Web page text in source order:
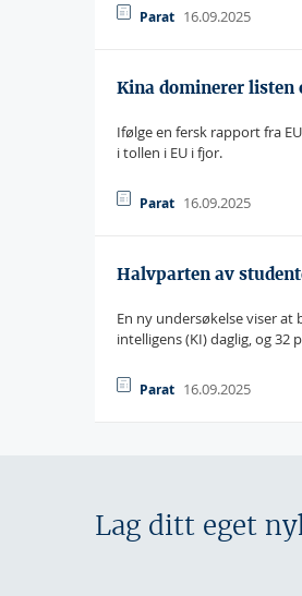
Parat 16.09.2025
Kina dominerer
Ifølge en fersk rapport fra
i tollen i EU i fjor.
Parat 16.09.2025
Halvparten av
En ny undersøkelse viser
intelligens (KI) daglig, og
Parat 16.09.2025
Lag ditt eget